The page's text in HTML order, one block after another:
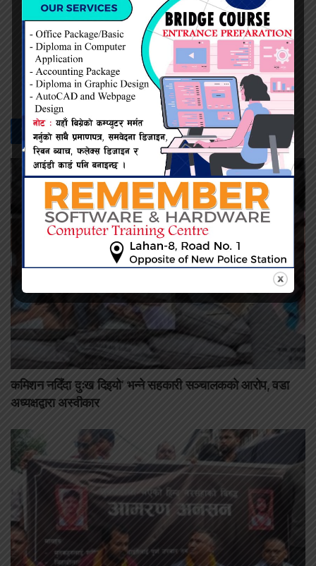
प्रदिप सिंह
सम्बन्धित -समाचार
कमिशन नदिँदा दुःख दिइयो’ भन्ने सहकारी सञ्चालकको आरोप, वडा
अध्यक्षद्वारा अस्वीकार